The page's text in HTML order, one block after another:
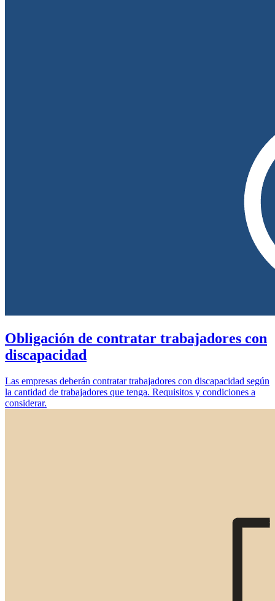
Obligación de contratar trabajadores con
discapacidad
Las empresas deberán contratar trabajadores con discapacidad según
la cantidad de trabajadores que tenga. Requisitos y condiciones a
considerar.